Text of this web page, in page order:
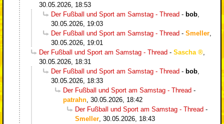
30.05.2026, 18:53
Der Fußball und Sport am Samstag - Thread - bob,
30.05.2026, 19:03
Der Fußball und Sport am Samstag - Thread - Smeller,
30.05.2026, 19:01
Der Fußball und Sport am Samstag - Thread - Sascha
,
30.05.2026, 18:31
Der Fußball und Sport am Samstag - Thread - bob,
30.05.2026, 18:33
Der Fußball und Sport am Samstag - Thread -
patrahn, 30.05.2026, 18:42
Der Fußball und Sport am Samstag - Thread -
Smeller, 30.05.2026, 18:43